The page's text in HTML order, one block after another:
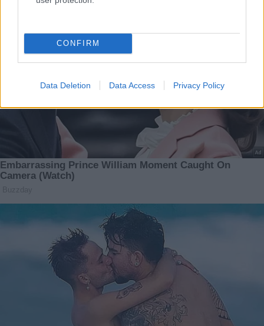
CONFIRM
Data Deletion Data Access Privacy Policy